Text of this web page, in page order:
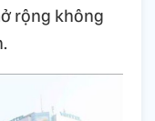
rộng không